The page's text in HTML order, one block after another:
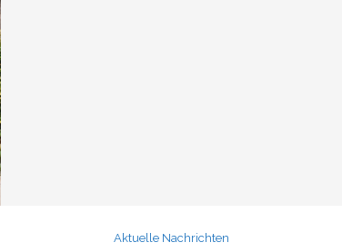
Aktuelle Nachrichten